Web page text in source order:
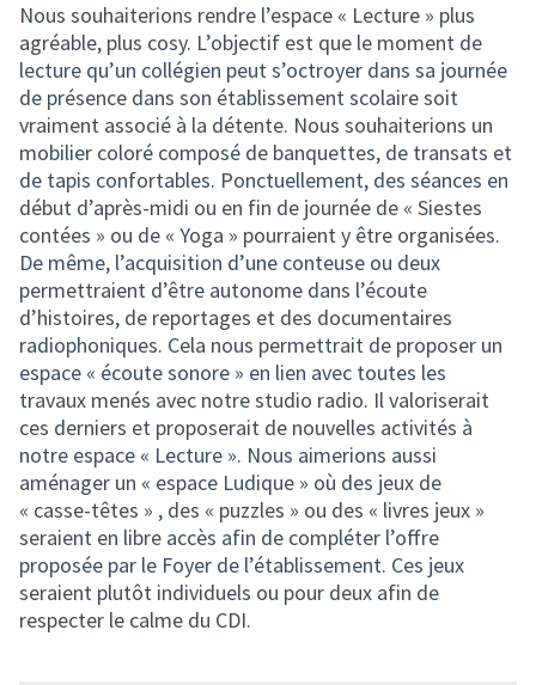
Nous souhaiterions rendre l’espace « Lecture » plus
agréable, plus cosy. L’objectif est que le moment de
lecture qu’un collégien peut s’octroyer dans sa journée
de présence dans son établissement scolaire soit
vraiment associé à la détente. Nous souhaiterions un
mobilier coloré composé de banquettes, de transats et
de tapis confortables. Ponctuellement, des séances en
début d’après-midi ou en fin de journée de « Siestes
contées » ou de « Yoga » pourraient y être organisées.
De même, l’acquisition d’une conteuse ou deux
permettraient d’être autonome dans l’écoute
d’histoires, de reportages et des documentaires
radiophoniques. Cela nous permettrait de proposer un
espace « écoute sonore » en lien avec toutes les
travaux menés avec notre studio radio. Il valoriserait
ces derniers et proposerait de nouvelles activités à
notre espace « Lecture ». Nous aimerions aussi
aménager un « espace Ludique » où des jeux de
« casse-têtes » , des « puzzles » ou des « livres jeux »
seraient en libre accès afin de compléter l’offre
proposée par le Foyer de l’établissement. Ces jeux
seraient plutôt individuels ou pour deux afin de
respecter le calme du CDI.